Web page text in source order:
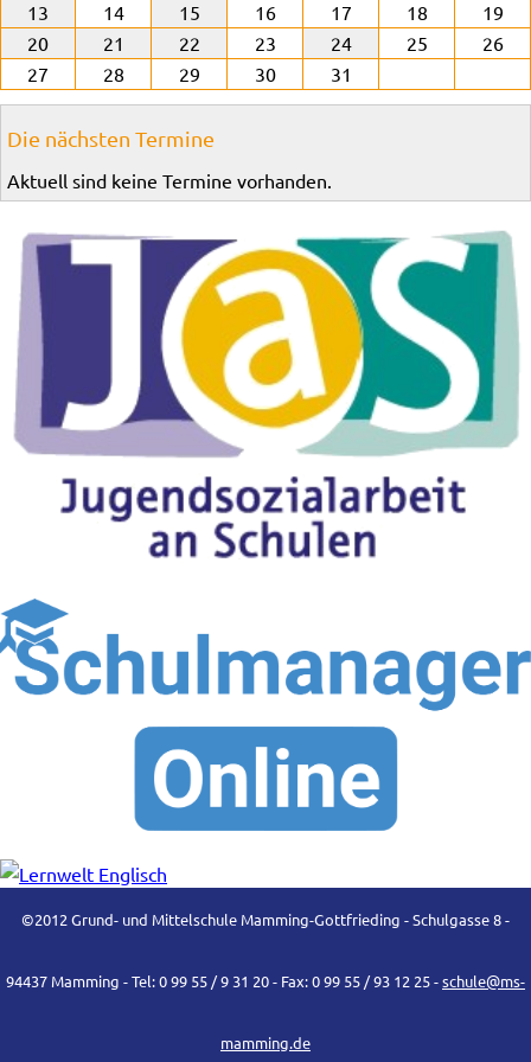
13
14 15 16 17 18
19
20
21 22 23 24 25
26
27
28 29 30 31
Die nächsten Termine
Aktuell sind keine Termine vorhanden.
©2012 Grund- und Mittelschule Mamming-Gottfrieding - Schulgasse 8 -
94437 Mamming - Tel: 0 99 55 / 9 31 20 - Fax: 0 99 55 / 93 12 25 -schule@ms-
mamming.de